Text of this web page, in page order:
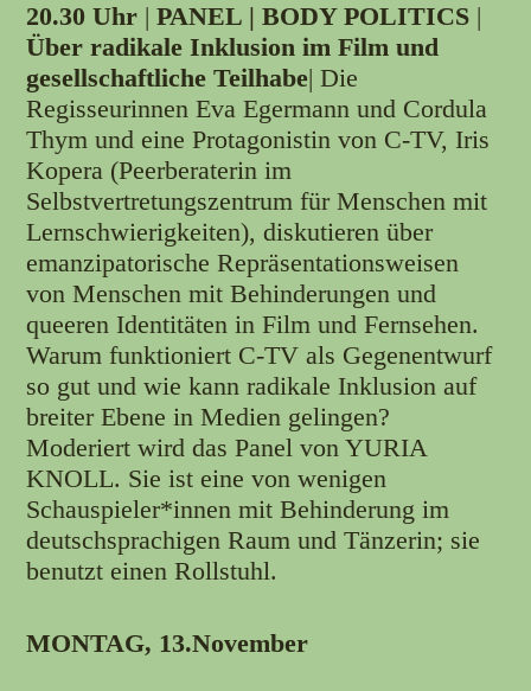
20.30 Uhr |PANEL | BODY POLITICS |
Über radikale Inklusion im Film und
gesellschaftliche Teilhabe| Die
Regisseurinnen Eva Egermann und Cordula
Thym und eine Protagonistin von C-TV, Iris
Kopera (Peerberaterin im
Selbstvertretungszentrum für Menschen mit
Lernschwierigkeiten), diskutieren über
emanzipatorische Repräsentationsweisen
von Menschen mit Behinderungen und
queeren Identitäten in Film und Fernsehen.
Warum funktioniert C-TV als Gegenentwurf
so gut und wie kann radikale Inklusion auf
breiter Ebene in Medien gelingen?
Moderiert wird das Panel von YURIA
KNOLL. Sie ist eine von wenigen
Schauspieler*innen mit Behinderung im
deutschsprachigen Raum und Tänzerin; sie
benutzt einen Rollstuhl.
MONTAG, 13.November